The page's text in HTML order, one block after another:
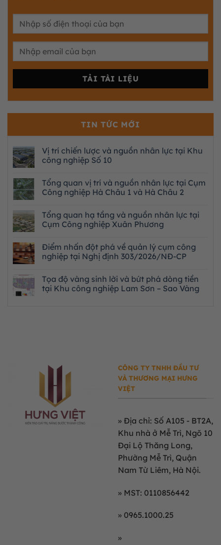
TIN TỨC MỚI
Vị trí chiến lược và nguồn nhân lực tại Khu
công nghiệp Số 10
Tổng quan vị trí và nguồn nhân lực tại Cụm
Công nghiệp Hà Châu 1 và Hà Châu 2
Tổng quan hạ tầng và nguồn nhân lực tại
Cụm Công nghiệp Xuân Phương
Điểm nhấn đột phá về quản lý cụm công
nghiệp tại Nghị định 303/2026/NĐ-CP
Tọa độ vàng sinh lời và bứt phá dòng tiền
tại Khu công nghiệp Lam Sơn – Sao Vàng
CÔNG TY TNHH ĐẦU TƯ
VÀ THƯƠNG MẠI HƯNG
VIỆT
» Địa chỉ: Số A105 - BT2A,
Khu nhà ở Mễ Trì, Ngõ 10
Đại Lộ Thăng Long,
Phường Mễ Trì, Quận
Nam Từ Liêm, Hà Nội.
» MST: 0110856442
» 0965.1000.25
»